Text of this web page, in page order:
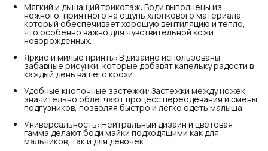
Мягкий и дышащий трикотаж: Боди выполнены из
нежного, приятного на ощупь хлопкового материала,
который обеспечивает хорошую вентиляцию и тепло,
что особенно важно для чувствительной кожи
новорожденных.
Яркие и милые принты: В дизайне использованы
забавные рисунки, которые добавят капельку радости в
каждый день вашего крохи.
Удобные кнопочные застежки: Застежки между ножек
значительно облегчают процесс переодевания и смены
подгузников, позволяя быстро и легко одеть малыша.
Универсальность: Нейтральный дизайн и цветовая
гамма делают боди майки подходящими как для
мальчиков, так и для девочек.